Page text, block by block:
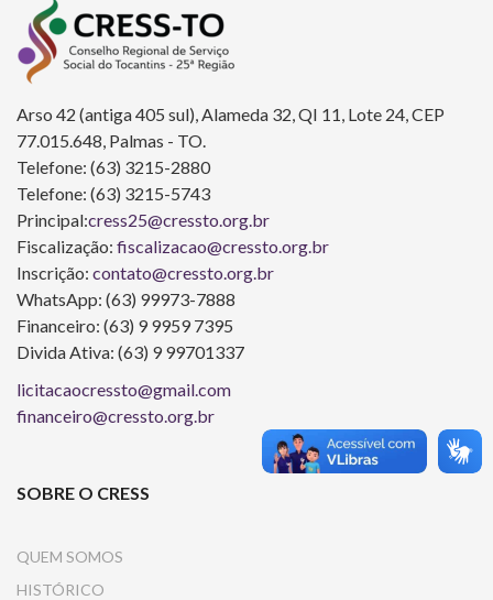
Arso 42 (antiga 405 sul), Alameda 32, QI 11, Lote 24, CEP
77.015.648, Palmas - TO.
Telefone: (63) 3215-2880
Telefone: (63) 3215-5743
Principal:cress25@cressto.org.br
Fiscalização: fiscalizacao@cressto.org.br
Inscrição: contato@cressto.org.br
WhatsApp: (63) 99973-7888
Financeiro: (63) 9 9959 7395
Divida Ativa: (63) 9 99701337
licitacaocressto@gmail.com
financeiro@cressto.org.br
SOBRE O CRESS
QUEM SOMOS
HISTÓRICO